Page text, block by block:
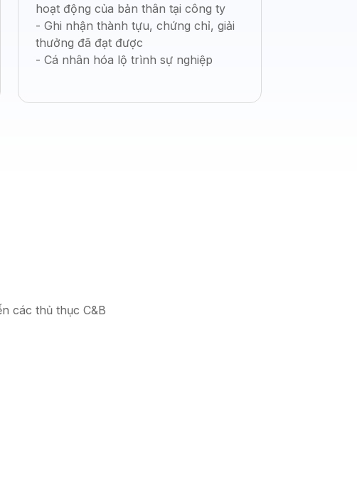
hoạt động của bản thân tại công ty
- Ghi nhận thành tựu, chứng chỉ, giải
thưởng đã đạt được
- Cá nhân hóa lộ trình sự nghiệp
các thủ thục C&B